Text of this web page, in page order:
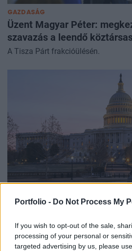
Portfolio - Do Not Process My
If you wish to opt-out of the sale,
processing of your personal or
targeted advertising by us, please
GAZDASÁG
Üzent Magyar Péter:
szavazás a leendő
A Tisza Párt frakcióülésén.
Váratlan merénylet
Egyesült Államok 20.
Egy őrült golyója vetett véget idő